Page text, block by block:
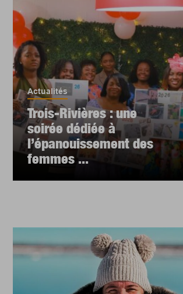
Actualités
Trois-Rivières : une
soirée dédiée à
l’épanouissement des
femmes ...